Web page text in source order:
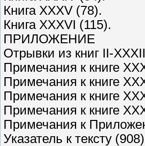
Книга XXXV (78).
Книга XXXVI (115).
ПРИЛОЖЕНИЕ
Отрывки из книг II-
Примечания к книге
Примечания к книге
Примечания к книге
Примечания к книге
Примечания к
Указатель к тексту